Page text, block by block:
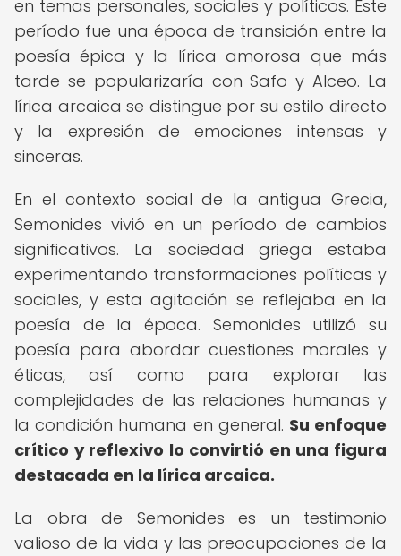
en temas personales, sociales y políticos. Este
período fue una época de transición entre la
poesía épica y la lírica amorosa que más
tarde se popularizaría con Safo y Alceo. La
lírica arcaica se distingue por su estilo directo
y la expresión de emociones intensas y
sinceras.
En el contexto social de la antigua Grecia,
Semonides vivió en un período de cambios
significativos. La sociedad griega estaba
experimentando transformaciones políticas y
sociales, y esta agitación se reflejaba en la
poesía de la época. Semonides utilizó su
poesía para abordar cuestiones morales y
éticas, así como para explorar las
complejidades de las relaciones humanas y
la condición humana en general. Su enfoque
crítico y reflexivo lo convirtió en una figura
destacada en la lírica arcaica.
La obra de Semonides es un testimonio
valioso de la vida y las preocupaciones de la